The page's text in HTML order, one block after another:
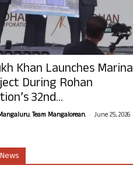
Khan Launches Marina
During Rohan
32nd...
Team Mangalorean. - June 25, 2026